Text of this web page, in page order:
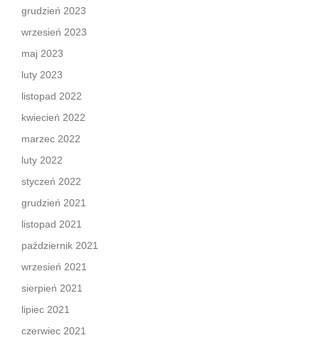
grudzień 2023
wrzesień 2023
maj 2023
luty 2023
listopad 2022
kwiecień 2022
marzec 2022
luty 2022
styczeń 2022
grudzień 2021
listopad 2021
październik 2021
wrzesień 2021
sierpień 2021
lipiec 2021
czerwiec 2021